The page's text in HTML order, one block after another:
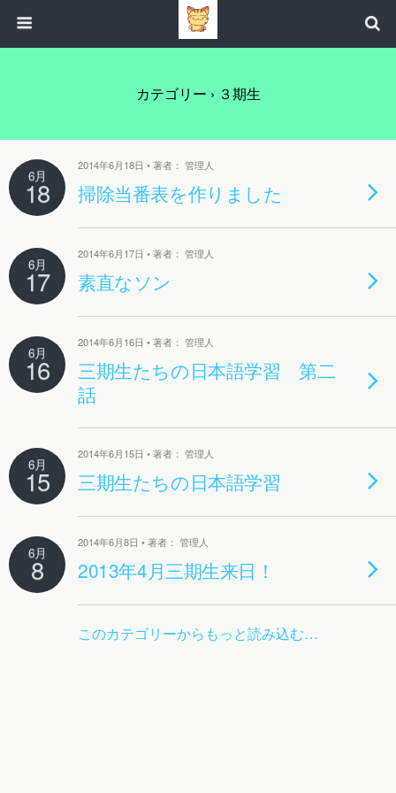
カテゴリー › ３期生
6月
18
2014年6月18日 • 著者： 管理人
掃除当番表を作りました
6月
17
2014年6月17日 • 著者： 管理人
素直なソン
6月
16
2014年6月16日 • 著者： 管理人
三期生たちの日本語学習 第二
話
6月
15
2014年6月15日 • 著者： 管理人
三期生たちの日本語学習
6月
8
2014年6月8日 • 著者： 管理人
2013年4月三期生来日！
このカテゴリーからもっと読み込む…